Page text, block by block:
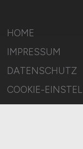
HOME
IMPRESSUM
DATENSCHUTZ
COOKIE-